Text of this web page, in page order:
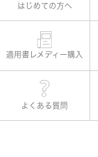
はじめての方へ
適用書レメディー購入
よくある質問